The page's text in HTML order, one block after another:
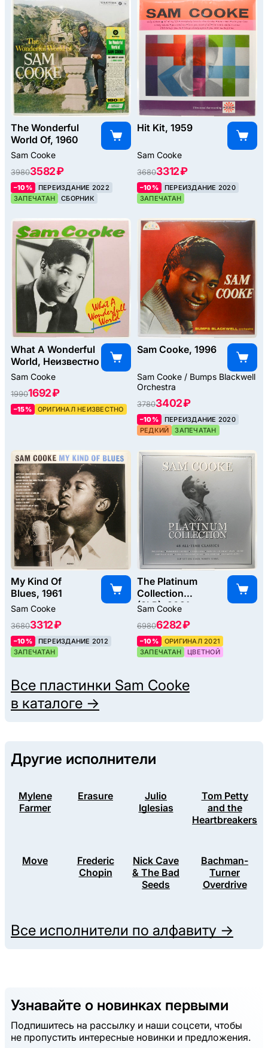
The Wonderful
World Of, 1960
Sam Cooke
39803582 ₽
–10%
ПЕРЕИЗДАНИЕ 2022
ЗАПЕЧАТАН
СБОРНИК
Hit Kit, 1959
Sam Cooke
36803312 ₽
–10%
ПЕРЕИЗДАНИЕ 2020
ЗАПЕЧАТАН
What A Wonderful
World, Неизвестно
Sam Cooke
19901692 ₽
–15% ОРИГИНАЛ НЕИЗВЕСТНО
Sam Cooke, 1996
Sam Cooke / Bumps Blackwell
Orchestra
37803402 ₽
–10%
ПЕРЕИЗДАНИЕ 2020
РЕДКИЙ
ЗАПЕЧАТАН
My Kind Of
Blues, 1961
Sam Cooke
36803312 ₽
–10%
ПЕРЕИЗДАНИЕ 2012
ЗАПЕЧАТАН
The Platinum
Collection
(3LP), 2021
Sam Cooke
69806282 ₽
–10%
ОРИГИНАЛ 2021
ЗАПЕЧАТАН
ЦВЕТНОЙ
Все пластинки Sam Cooke
в каталоге →
Другие исполнители
Mylene
Farmer
Erasure
Julio
Iglesias
Tom Petty
and the
Heartbreakers
Move
Frederic
Chopin
Nick Cave
& The Bad
Seeds
Bachman-
Turner
Overdrive
Все исполнители по алфавиту →
Узнавайте о новинках первыми
Подпишитесь на рассылку и наши соцсети, чтобы
не пропустить интересные новинки и предложения.